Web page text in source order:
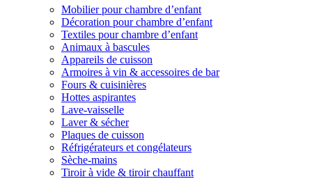
Mobilier pour chambre d’enfant
Décoration pour chambre d’enfant
Textiles pour chambre d’enfant
Animaux à bascules
Appareils de cuisson
Armoires à vin & accessoires de bar
Fours & cuisinières
Hottes aspirantes
Lave-vaisselle
Laver & sécher
Plaques de cuisson
Réfrigérateurs et congélateurs
Sèche-mains
Tiroir à vide & tiroir chauffant